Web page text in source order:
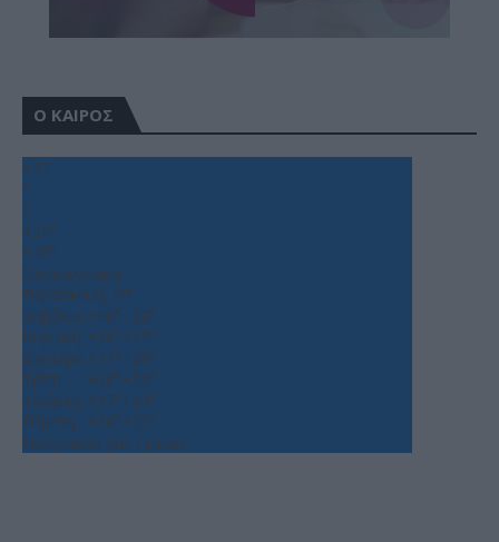
Ο ΚΑΙΡΟΣ
+32
°
C
+34°
+26°
Θεσσαλονίκη
Παρασκευή, 07
Σάββατο+40°+28°
Κυριακή +36°+27°
Δευτέρα +34°+26°
Τρίτη
+36°+25°
Τετάρτη +37°+24°
Πέμπτη
+36°+25°
Πρόγνωση για 7 μέρες